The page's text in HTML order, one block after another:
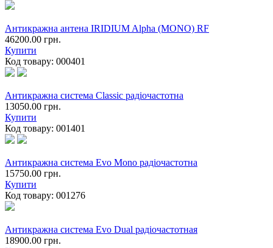
Антикражна антена IRIDIUM Alpha (MONO) RF
46200.00 грн.
Купити
Код товару: 000401
Антикражна система Сlassic радіочастотна
13050.00 грн.
Купити
Код товару: 001401
Антикражна система Evo Mono радіочастотна
15750.00 грн.
Купити
Код товару: 001276
Антикражна система Evo Dual радіочастотная
18900.00 грн.